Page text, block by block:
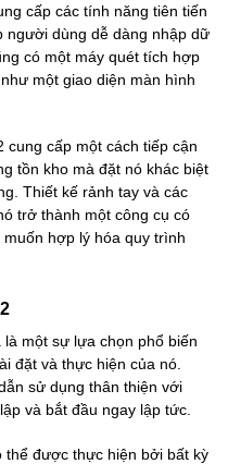
cấp các tính năng tiên tiến
người dùng dễ dàng nhập dữ
có một máy quét tích hợp
một giao diện màn hình
cung cấp một cách tiếp cận
tồn kho mà đặt nó khác biệt
Thiết kế rảnh tay và các
trở thành một công cụ có
hợp lý hóa quy trình
một sự lựa chọn phổ biến
đặt và thực hiện của nó.
sử dụng thân thiện với
và bắt đầu ngay lập tức.
thể được thực hiện bởi bất kỳ